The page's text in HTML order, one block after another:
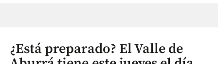
¿Está preparado? El Valle de